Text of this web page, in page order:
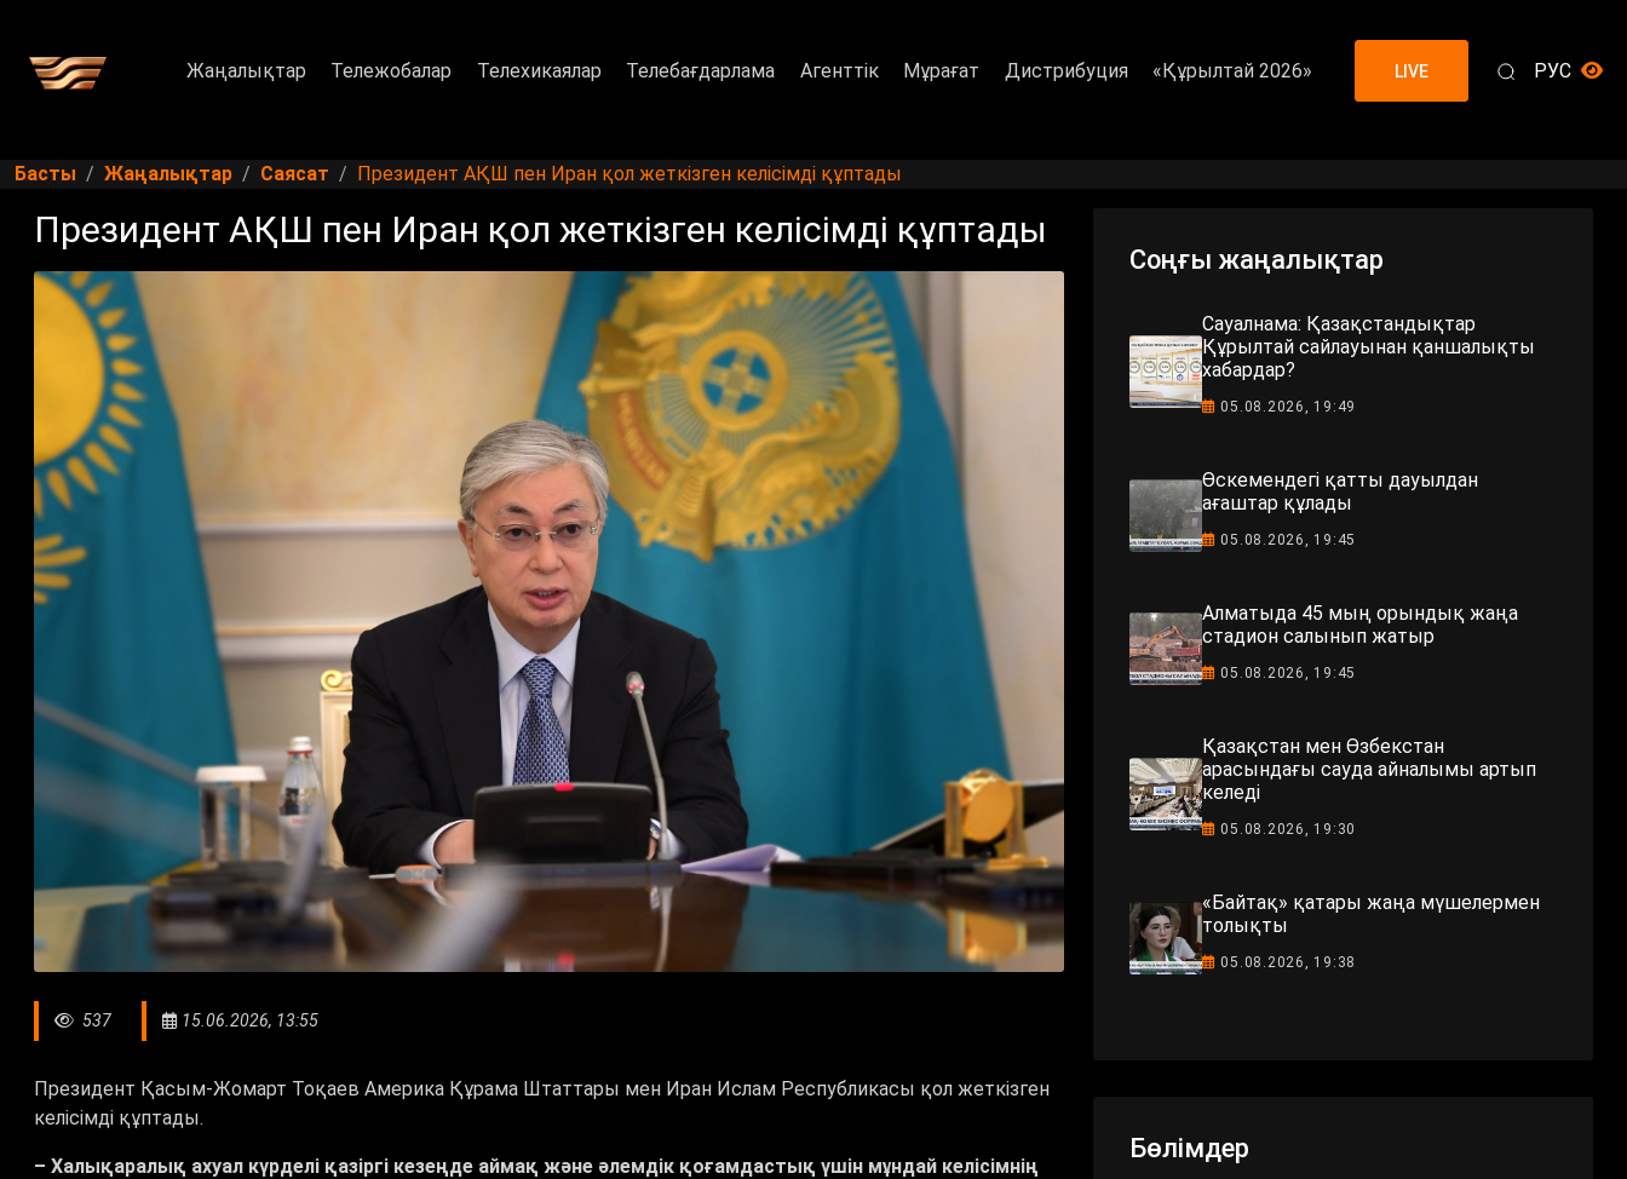
Жаңалықтар Тележобалар Телехикаялар Телебағдарлама Агенттік Мұрағат Дистрибуция «Құрылтай 2026» LIVE РУС
Басты Жаңалықтар Саясат Президент АҚШ пен Иран қол жеткізген келісімді құптады
Президент АҚШ пен Иран қол жеткізген келісімді құптады
537 15.06.2026, 13:55
Президент Қасым-Жомарт Тоқаев Америка Құрама Штаттары мен Иран Ислам Республикасы қол жеткізген
келісімді құптады.
– Халықаралық ахуал күрделі қазіргі кезеңде аймақ және әлемдік қоғамдастық үшін мұндай келісімнің
Соңғы жаңалықтар
Сауалнама: Қазақстандықтар
Құрылтай сайлауынан қаншалықты
хабардар?
05.08.2026, 19:49
Өскемендегі қатты дауылдан
ағаштар құлады
05.08.2026, 19:45
Алматыда 45 мың орындық жаңа
стадион салынып жатыр
05.08.2026, 19:45
Қазақстан мен Өзбекстан
арасындағы сауда айналымы артып
келеді
05.08.2026, 19:30
«Байтақ» қатары жаңа мүшелермен
толықты
05.08.2026, 19:38
Бөлімдер